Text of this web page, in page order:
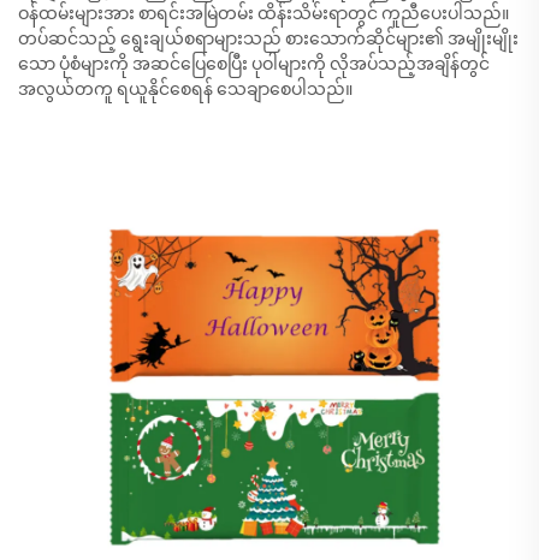
ဝန်ထမ်းများအား စာရင်းအမြဲတမ်း ထိန်းသိမ်းရာတွင် ကူညီပေးပါသည်။
တပ်ဆင်သည့် ရွေးချယ်စရာများသည် စားသောက်ဆိုင်များ၏ အမျိုးမျိုး
သော ပုံစံများကို အဆင်ပြေစေပြီး ပုဝါများကို လိုအပ်သည့်အချိန်တွင်
အလွယ်တကူ ရယူနိုင်စေရန် သေချာစေပါသည်။